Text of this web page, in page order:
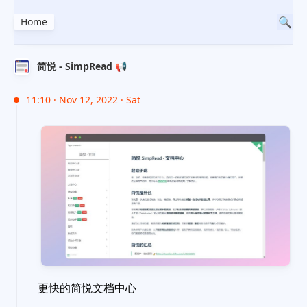
简悦 - SimpRead 📢
11:10 · Nov 12, 2022 · Sat
更快的简悦文档中心
Home